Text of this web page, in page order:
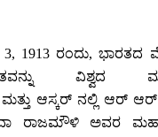
1913 ರಂದು, ಭಾರತದ
ಮತ್ತು ಆಸ್ಕರ್ ನಲ್ಲಿ ಆರ್
ಅವರ